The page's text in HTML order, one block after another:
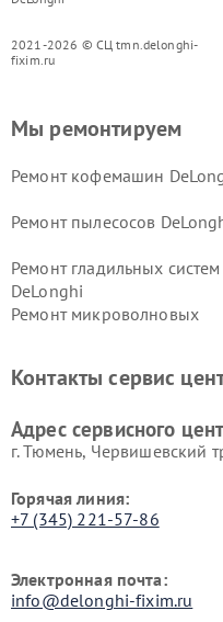
2021-2026 © СЦ tmn.delonghi-
fixim.ru
Мы ремонтируем
Ремонт кофемашин
Ремонт пылесосов
Ремонт гладильных систем
DeLonghi
Ремонт микроволновых
DeLonghi
Контакты сервис
Адрес сервисного
г. Тюмень, ​Червишевский
Горячая линия:
+7 (345) 221-57-86
Электронная почта:
info@delonghi-fixim.ru